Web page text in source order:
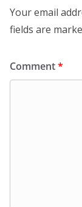
Your email
fields are
Comment*